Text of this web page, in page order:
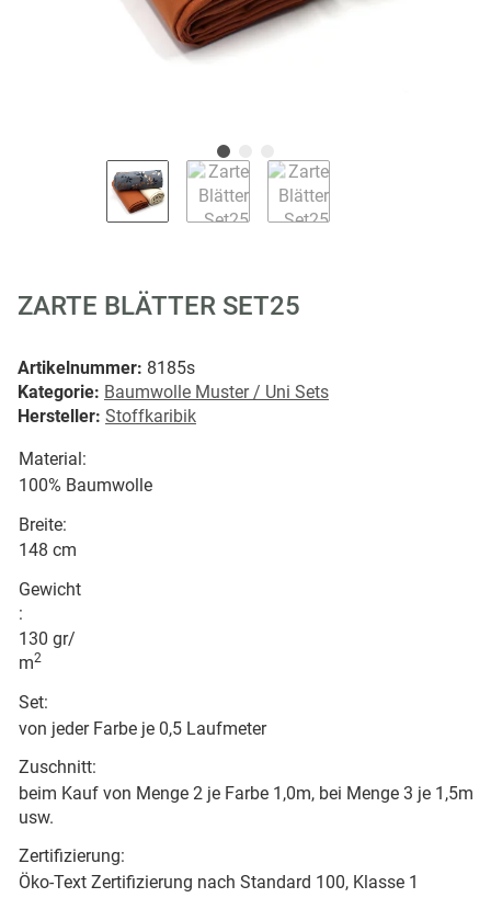
ZARTE BLÄTTER SET25
Artikelnummer: 8185s
Kategorie: Baumwolle Muster / Uni Sets
Hersteller: Stoffkaribik
Material:
100% Baumwolle
Breite:
148 cm
Gewicht
:
130 gr/
m2
Set:
von jeder Farbe je 0,5 Laufmeter
Zuschnitt:
beim Kauf von Menge 2 je Farbe 1,0m, bei Menge 3 je 1,5m
usw.
Zertifizierung:
Öko-Text Zertifizierung nach Standard 100, Klasse 1